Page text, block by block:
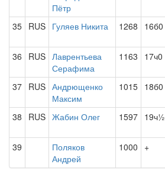
Пётр
35 RUS Гуляев Никита 1268 16б0
36 RUS Лаврентьева
Серафима
1163 17ч0
37 RUS Андрющенко
Максим
1015 18б0
38 RUS Жабин Олег 1597 19ч½
39
Поляков
Андрей
1000 +